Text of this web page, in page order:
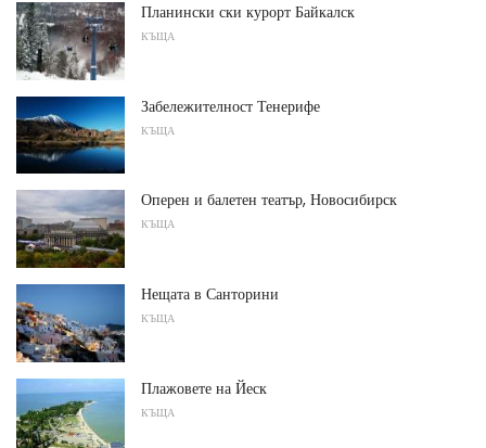
Планински ски курорт Байкалск
КЪЩА
Забележителност Тенерифе
КЪЩА
Оперен и балетен театър, Новосибирск
КЪЩА
Нещата в Санторини
КЪЩА
Плажовете на Йеск
КЪЩА